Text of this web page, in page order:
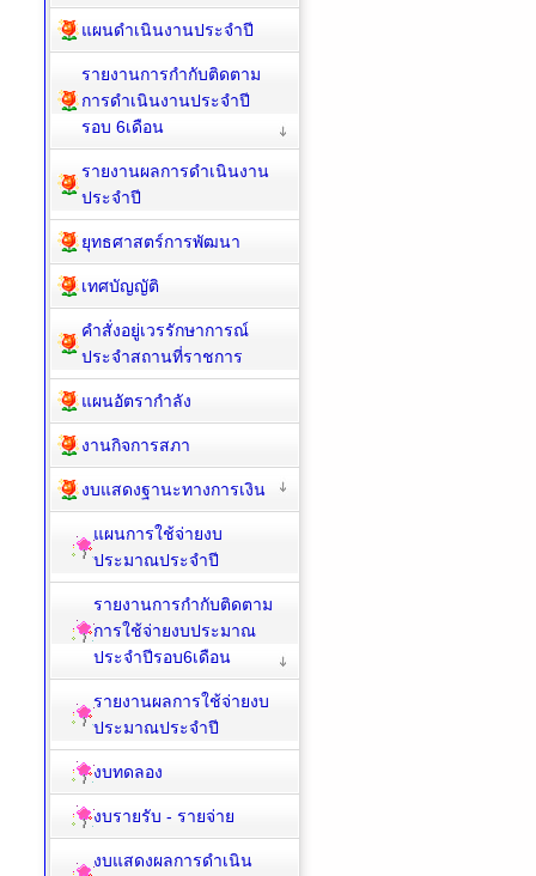
แผนดำเนินงานประจำปี
รายงานการกำกับติดตาม
การดำเนินงานประจำปี
รอบ 6เดือน
รายงานผลการดำเนินงาน
ประจำปี
ยุทธศาสตร์การพัฒนา
เทศบัญญัติ
คำสั่งอยู่เวรรักษาการณ์
ประจำสถานที่ราชการ
แผนอัตรากำลัง
งานกิจการสภา
งบแสดงฐานะทางการเงิน
แผนการใช้จ่ายงบ
ประมาณประจำปี
รายงานการกำกับติดตาม
การใช้จ่ายงบประมาณ
ประจำปีรอบ6เดือน
รายงานผลการใช้จ่ายงบ
ประมาณประจำปี
งบทดลอง
งบรายรับ - รายจ่าย
งบแสดงผลการดำเนิน